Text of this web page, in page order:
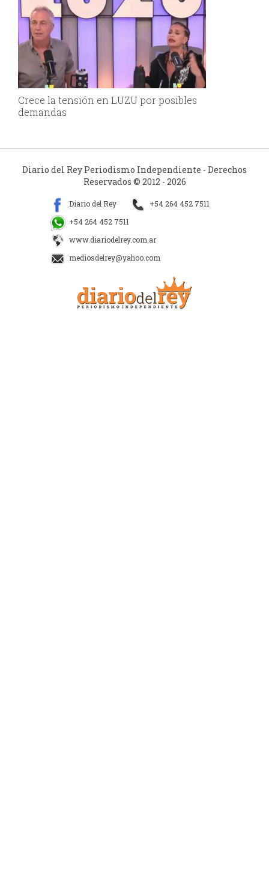
Crece la tensión en LUZU por posibles
demandas
Diario del Rey Periodismo Independiente - Derechos
Reservados © 2012 - 2026
Diario del Rey
+54 264 452 7511
+54 264 452 7511
www.diariodelrey.com.ar
mediosdelrey@yahoo.com